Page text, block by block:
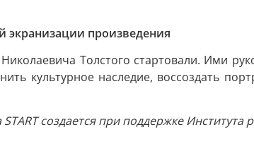
произведения
Толстого стартовали. Ими
культурное наследие, воссоздать
создается при поддержке